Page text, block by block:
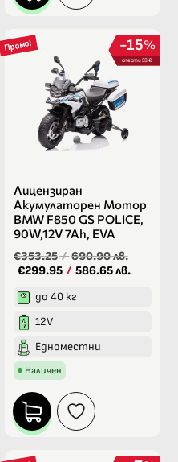
Промо! %
15
спести 53 €
Лицензиран
Акумулаторен Мотор
BMW F850 GS POLICE,
90W,12V 7Ah, EVA
€353.25/690.90 лв.
€299.95 / 586.65 лв.
до 40 кг
12V
Едноместни
Наличен